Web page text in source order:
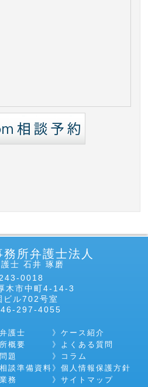
所弁護士法人
士 石井 琢磨
0018
木市中町4-14-3
ビル702号室
297-4055
護士
概要
題
談準備資料
務
ケース紹介
よくある質問
コラム
個人情報保護方針
サイトマップ